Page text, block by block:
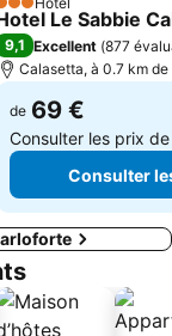
ÉtoilesLe Sabbie
9,1 Excellent (877
Calasetta, à 0.7 km
de 69 €
Consulter les prix
Consulter